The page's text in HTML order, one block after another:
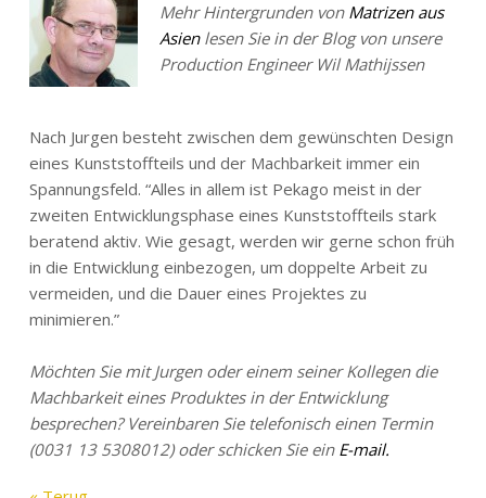
Mehr Hintergrunden von Matrizen aus
Asienlesen Sie in der Blog von unsere
Production Engineer Wil Mathijssen
Nach Jurgen besteht zwischen dem gewünschten Design
eines Kunststoffteils und der Machbarkeit immer ein
Spannungsfeld. “Alles in allem ist Pekago meist in der
zweiten Entwicklungsphase eines Kunststoffteils stark
beratend aktiv. Wie gesagt, werden wir gerne schon früh
in die Entwicklung einbezogen, um doppelte Arbeit zu
vermeiden, und die Dauer eines Projektes zu
minimieren.”
Möchten Sie mit Jurgen oder einem seiner Kollegen die
Machbarkeit eines Produktes in der Entwicklung
besprechen? Vereinbaren Sie telefonisch einen Termin
(0031 13 5308012) oder schicken Sie ein E-mail.